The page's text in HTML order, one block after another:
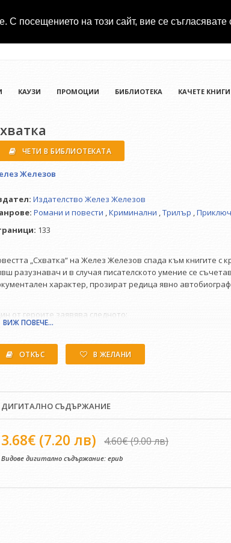
посещението на този сайт, вие се съгласявате
КАУЗИ ПРОМОЦИИ БИБЛИОТЕКА КАЧЕТЕ
ЧЕТИ В БИБЛИОТЕКАТА
Железов
Издателство Желез Железов
Романи и повести ,Криминални ,Трилър ,
133
„Схватка“ на Желез Железов спада към книгите с
разузна­вач и в случая писателското умение се
характер, прозират редица явно
от героите заявява следното:
истината в разказа, дори да съм я измислил,
в ни­какво фантазьорство. В разузнаването и
ВИЖ ПОВЕЧЕ...
ОТКЪС В ЖЕЛАНИ
ДИГИТАЛНО СЪДЪРЖАНИЕ
3.68€ (7.20 лв) 4.60€ (9.00 лв)
Видове дигитално съдържание: epub